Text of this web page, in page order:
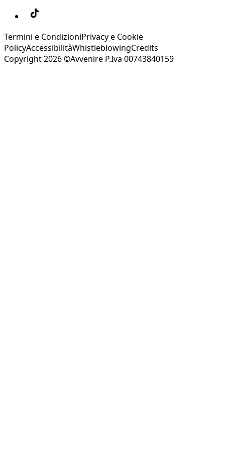
Termini e CondizioniPrivacy e Cookie
PolicyAccessibilitàWhistleblowingCredits
Copyright 2026 ©Avvenire P.Iva 00743840159